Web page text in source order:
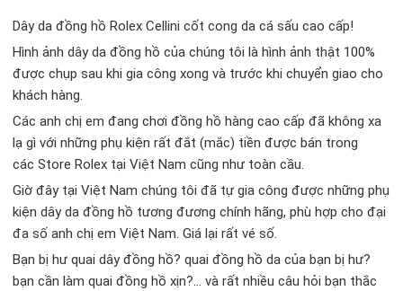
Dây da đồng hồ Rolex Cellini cốt cong da cá sấu cao cấp!
Hình ảnh dây da đồng hồ của chúng tôi là hình ảnh thật 100%
được chụp sau khi gia công xong và trước khi chuyển giao cho
khách hàng.
Các anh chị em đang chơi đồng hồ hàng cao cấp đã không xa
lạ gì với những phụ kiện rất đắt (mắc) tiền được bán trong
các Store Rolex tại Việt Nam cũng như toàn cầu.
Giờ đây tại Việt Nam chúng tôi đã tự gia công được những phụ
kiện dây da đồng hồ tương đương chính hãng, phù hợp cho đại
đa số anh chị em Việt Nam. Giá lại rất vé số.
Bạn bị hư quai dây đồng hồ? quai đồng hồ da của bạn bị hư?
bạn cần làm quai đồng hồ xịn?… và rất nhiều câu hỏi bạn thắc